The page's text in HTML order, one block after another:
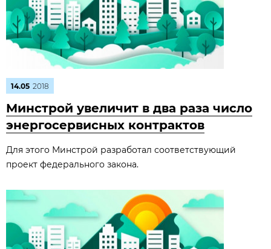
14.05 2018
Минстрой увеличит в два раза число
энергосервисных контрактов
Для этого Минстрой разработал соответствующий
проект федерального закона.